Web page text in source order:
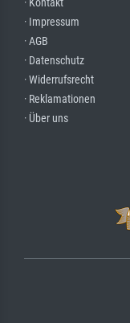
· Impressum
· AGB
· Datenschutz
· Widerrufsrecht
· Reklamationen
· Über uns